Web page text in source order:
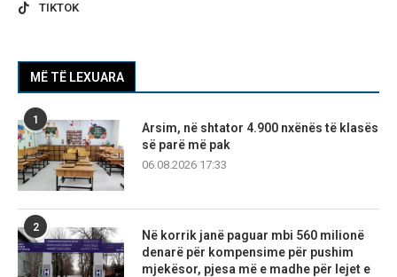
TIKTOK
MË TË LEXUARA
1
Arsim, në shtator 4.900 nxënës të klasës
së parë më pak
06.08.2026 17:33
2
Në korrik janë paguar mbi 560 milionë
denarë për kompensime për pushim
mjekësor, pjesa më e madhe për lejet e